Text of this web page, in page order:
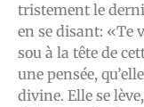
tristement le
en se disant: «Te
sou à la tête de
une pensée,
divine. Elle se